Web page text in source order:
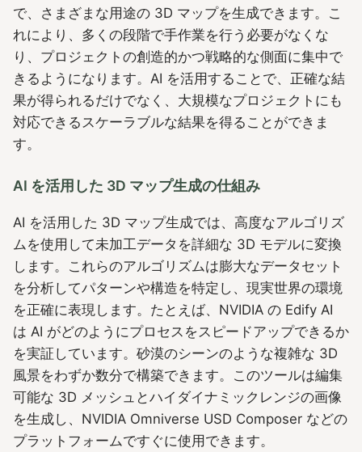
で、さまざまな用途の 3D マップを生成できます。こ
れにより、多くの段階で手作業を行う必要がなくな
り、プロジェクトの創造的かつ戦略的な側面に集中で
きるようになります。AI を活用することで、正確な結
果が得られるだけでなく、大規模なプロジェクトにも
対応できるスケーラブルな結果を得ることができま
す。
AI を活用した 3D マップ生成の仕組み
AI を活用した 3D マップ生成では、高度なアルゴリズ
ムを使用して未加工データを詳細な 3D モデルに変換
します。これらのアルゴリズムは膨大なデータセット
を分析してパターンや構造を特定し、現実世界の環境
を正確に表現します。たとえば、NVIDIA の Edify AI
は AI がどのようにプロセスをスピードアップできるか
を実証しています。砂漠のシーンのような複雑な 3D
風景をわずか数分で構築できます。このツールは編集
可能な 3D メッシュとハイダイナミックレンジの画像
を生成し、NVIDIA Omniverse USD Composer などの
プラットフォームですぐに使用できます。